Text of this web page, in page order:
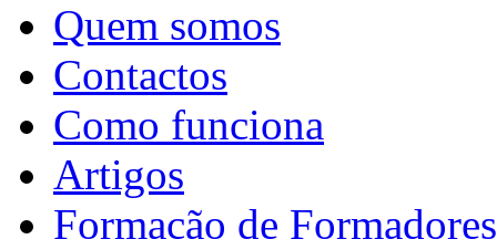
Quem somos
Contactos
Como funciona
Artigos
Formação de Formadores